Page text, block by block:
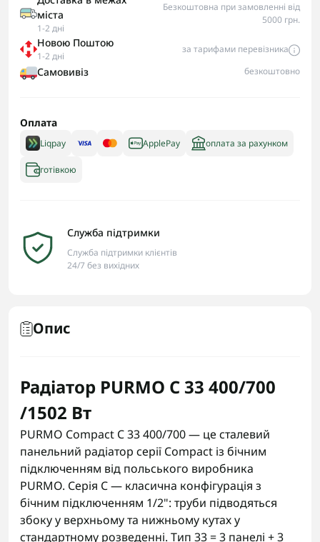
міста
1-2 дні
Безкоштовна при замовленні від
5000 грн.
Новою Поштою
1-2 дні
за тарифами перевізника
Самовивіз безкоштовно
Оплата
Liqpay ApplePay оплата за рахунком
готівкою
Служба підтримки
Служба підтримки клієнтів
24/7 без вихідних
Опис
Радіатор PURMO C 33 400/700
/1502 Вт
PURMO Compact C 33 400/700 — це сталевий
панельний радіатор серії Compact із бічним
підключенням від польського виробника
PURMO. Серія C — класична конфігурація з
бічним підключенням 1/2": труби підводяться
збоку у верхньому та нижньому кутах у
стандартному розведенні. Тип 33 = 3 панелі + 3